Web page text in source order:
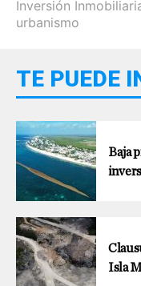
Inversión
urbanismo
TE PUEDE
Baja
Isla